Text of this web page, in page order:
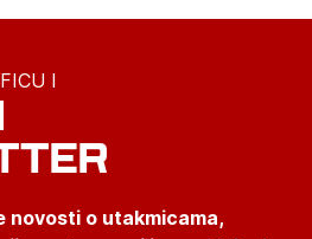
I
novosti o utakmicama,